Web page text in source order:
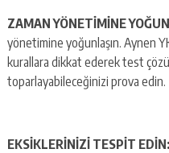
ZAMAN YÖNETİMİNE
yönetimine yoğunlaşın. Aynen
kurallara dikkat ederek test
toparlayabileceğinizi prova edin.
EKSİKLERİNİZİ TESPİT EDİN: